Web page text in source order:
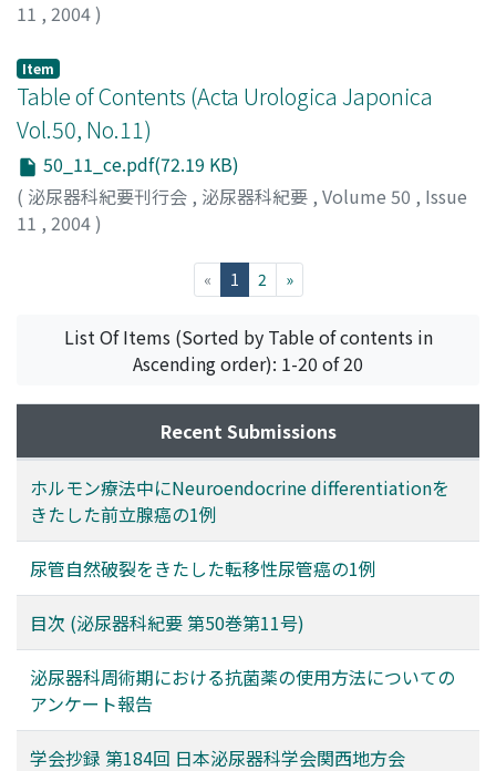
11 , 2004)
Item
Table of Contents (Acta Urologica Japonica
Vol.50, No.11)
50_11_ce.pdf(72.19 KB)
( 泌尿器科紀要刊行会 , 泌尿器科紀要 , Volume 50 , Issue
11 , 2004)
« 1 (current)
2 »
List Of Items (Sorted by Table of contents in
Ascending order): 1-20 of 20
Recent Submissions
ホルモン療法中にNeuroendocrine differentiationを
きたした前立腺癌の1例
尿管自然破裂をきたした転移性尿管癌の1例
目次 (泌尿器科紀要 第50巻第11号)
泌尿器科周術期における抗菌薬の使用方法についての
アンケート報告
学会抄録 第184回 日本泌尿器科学会関西地方会